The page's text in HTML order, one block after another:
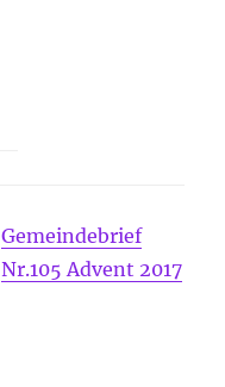
Gemeindebrief
Nr.105 Advent 2017